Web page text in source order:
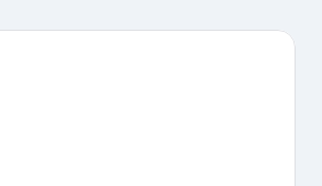
in der Stadt mit dem Besuch